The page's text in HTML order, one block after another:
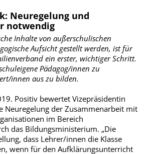
Neuregelung und
notwendig
Inhalte von außerschulischen
Aufsicht gestellt werden, ist für
ein erster, wichtiger Schritt.
Pädagog/innen zu
innen aus zu bilden.
Positiv bewertet Vizepräsidentin
Neuregelung der Zusammenarbeit mit
im Bereich
das Bildungsministerium. „Die
dass Lehrer/innen die Klasse
wenn für den Aufklärungsunterricht